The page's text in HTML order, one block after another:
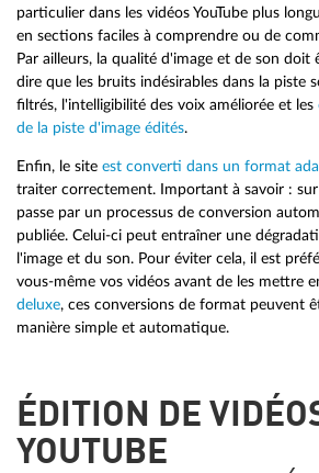
particulier dans les vidéos YouTube plus
en sections faciles à comprendre ou de
Par ailleurs, la qualité d'image et de son doit
dire que les bruits indésirables dans la piste
filtrés, l'intelligibilité des voix améliorée et les
de la piste d'image édités.
Enfin, le site est converti dans un format
traiter correctement. Important à savoir : sur
passe par un processus de conversion
publiée. Celui-ci peut entraîner une
l'image et du son. Pour éviter cela, il est
vous-même vos vidéos avant de les mettre
deluxe, ces conversions de format peuvent
manière simple et automatique.
ÉDITION DE
YOUTUBE